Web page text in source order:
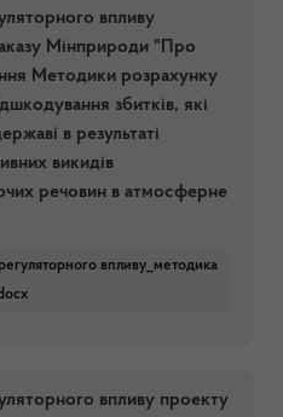
впливу
Мінприроди "Про
Методики розрахунку
збитків, які
в результаті
викидів
речовин в атмосферне
впливу_методика
впливу проекту